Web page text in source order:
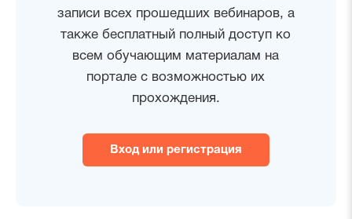
записи всех прошедших вебинаров, а
также бесплатный полный доступ ко
всем обучающим материалам на
портале с возможностью их
прохождения.
Вход или регистрация